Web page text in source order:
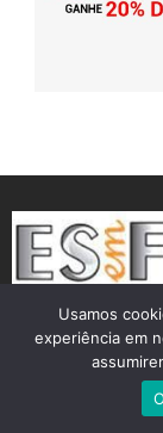
Desenvolvido
Usamos
experiência em